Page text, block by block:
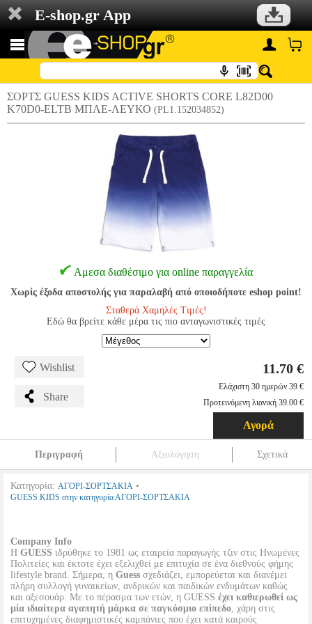
E-shop.gr App
ΣΟΡΤΣ GUESS KIDS ACTIVE SHORTS CORE L82D00
K70D0-ELTB ΜΠΛΕ-ΛΕΥΚΟ (PL1.152034852)
Αμεσα διαθέσιμο για online παραγγελία
Χωρίς έξοδα αποστολής για παραλαβή από οποιοδήποτε eshop point!
Σταθερά Χαμηλές Τιμές!
Εδώ θα βρείτε κάθε μέρα τις πιο ανταγωνιστικές τιμές
Wishlist
Share
11.70 €
Ελάχιστη 30 ημερών 39 €
Προτεινόμενη λιανική 39.00 €
Αγορά
Περιγραφή Αξιολόγηση Σχετικά
Κατηγορία: ΑΓΟΡΙ-ΣΟΡΤΣΑΚΙΑ •
GUESS KIDS στην κατηγορία ΑΓΟΡΙ-ΣΟΡΤΣΑΚΙΑ
Company Info
Η GUESS ιδρύθηκε το 1981 ως εταιρεία παραγωγής τζιν στις Ηνωμένες
Πολιτείες και έκτοτε έχει εξελιχθεί με επιτυχία σε ένα διεθνούς φήμης
lifestyle brand. Σήμερα, η Guess σχεδιάζει, εμπορεύεται και διανέμει
πλήρη συλλογή γυναικείων, ανδρικών και παιδικών ενδυμάτων καθώς
και αξεσουάρ. Με το πέρασμα των ετών, η GUESS έχει καθιερωθεί ως
μία ιδιαίτερα αγαπητή μάρκα σε παγκόσμιο επίπεδο, χάρη στις
επιτυχημένες διαφημιστικές καμπάνιες που έχει κατά καιρούς